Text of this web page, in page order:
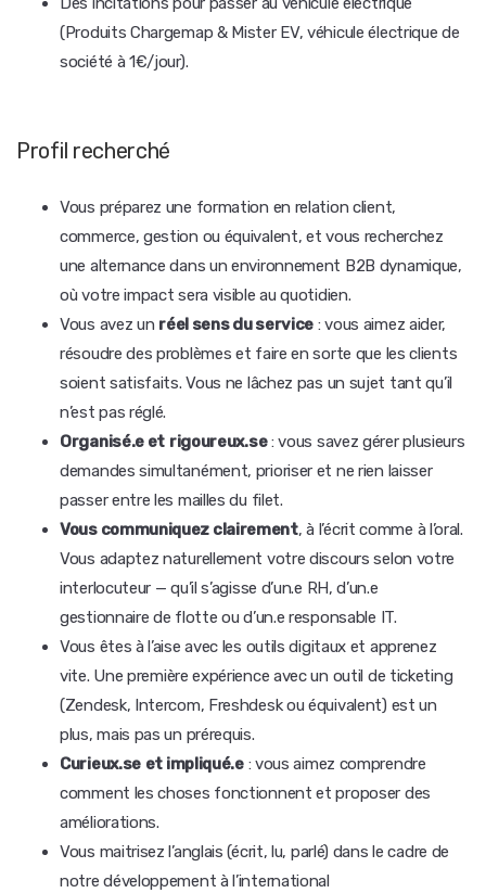
(Produits Chargemap & Mister EV, véhicule électrique de
société à 1€/jour).
Profil recherché
Vous préparez une formation en relation client,
commerce, gestion ou équivalent, et vous recherchez
une alternance dans un environnement B2B dynamique,
où votre impact sera visible au quotidien.
Vous avez un réel sens du service : vous aimez aider,
résoudre des problèmes et faire en sorte que les clients
soient satisfaits. Vous ne lâchez pas un sujet tant qu’il
n’est pas réglé.
Organisé.e et rigoureux.se: vous savez gérer plusieurs
demandes simultanément, prioriser et ne rien laisser
passer entre les mailles du filet.
Vous communiquez clairement, à l’écrit comme à l’oral.
Vous adaptez naturellement votre discours selon votre
interlocuteur — qu’il s’agisse d’un.e RH, d’un.e
gestionnaire de flotte ou d’un.e responsable IT.
Vous êtes à l’aise avec les outils digitaux et apprenez
vite. Une première expérience avec un outil de ticketing
(Zendesk, Intercom, Freshdesk ou équivalent) est un
plus, mais pas un prérequis.
Curieux.se et impliqué.e: vous aimez comprendre
comment les choses fonctionnent et proposer des
améliorations.
Vous maitrisez l’anglais (écrit, lu, parlé) dans le cadre de
notre développement à l’international